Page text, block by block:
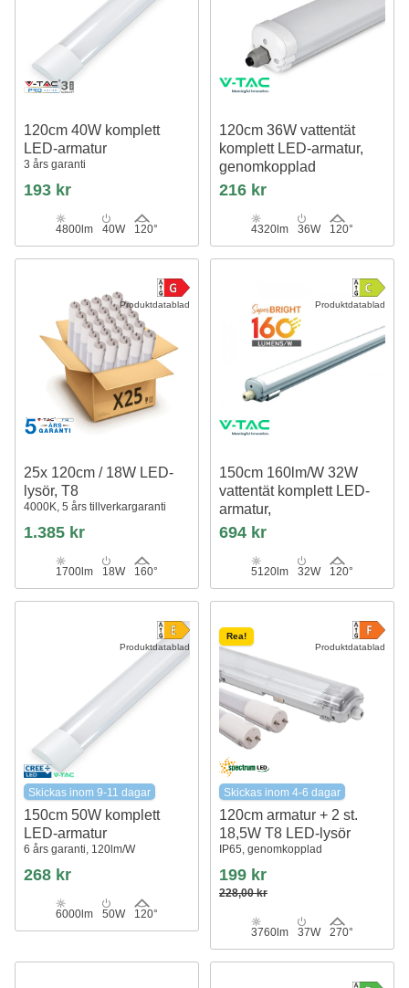
120cm 40W komplett
LED-armatur
3 års garanti
193 kr
4800lm 40W 120°
120cm 36W vattentät
komplett LED-armatur,
genomkopplad
4320lm, 120lm/W, IP65
216 kr
4320lm 36W 120°
Produktdatablad
25x 120cm / 18W LED-
lysör, T8
4000K, 5 års tillverkargaranti
1.385 kr
1700lm 18W 160°
Produktdatablad
150cm 160lm/W 32W
vattentät komplett LED-
armatur,
Vidarekopplingsbar
694 kr
5120lm 32W 120°
Produktdatablad
Skickas inom 9-11 dagar
150cm 50W komplett
LED-armatur
6 års garanti, 120lm/W
268 kr
6000lm 50W 120°
Produktdatablad
Rea!
Skickas inom 4-6 dagar
120cm armatur + 2 st.
18,5W T8 LED-lysör
IP65, genomkopplad
199 kr
228,00 kr
3760lm 37W 270°